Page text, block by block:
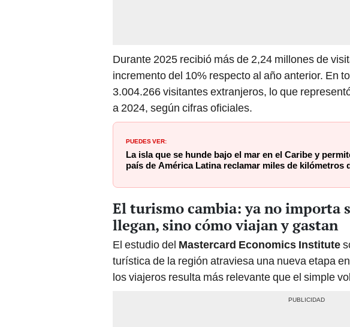
Durante 2025 recibió más de 2,24 millones de
incremento del 10% respecto al año anterior. En
3.004.266 visitantes extranjeros, lo que
a 2024, según cifras oficiales.
PUEDES VER:
La isla que se hunde bajo el mar en el Caribe y
país de América Latina reclamar miles de kilómetros
El turismo cambia: ya no importa
llegan, sino cómo viajan y gastan
El estudio del Mastercard Economics Institute
turística de la región atraviesa una nueva etapa
los viajeros resulta más relevante que el simple